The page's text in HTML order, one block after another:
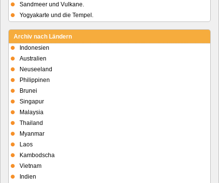
Sandmeer und Vulkane.
Yogyakarte und die Tempel.
Archiv nach Ländern
Indonesien
Australien
Neuseeland
Philippinen
Brunei
Singapur
Malaysia
Thailand
Myanmar
Laos
Kambodscha
Vietnam
Indien